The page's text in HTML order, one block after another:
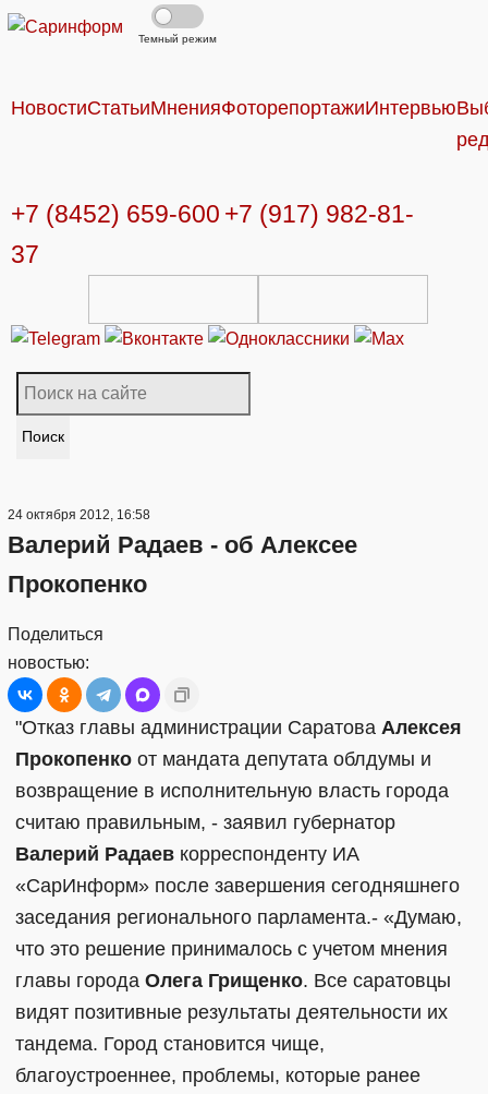
Темный режим
НовостиСтатьиМненияФоторепортажиИнтервью
+7 (8452) 659-600 +7 (917) 982-81-
37
Поиск
24 октября 2012, 16:58
Валерий Радаев - об Алексее
Прокопенко
Поделиться
новостью:
"Отказ главы администрации Саратова Алексея
Прокопенко от мандата депутата облдумы и
возвращение в исполнительную власть города
считаю правильным, - заявил губернатор
Валерий Радаев корреспонденту ИА
«СарИнформ» после завершения сегодняшнего
заседания регионального парламента.- «Думаю,
что это решение принималось с учетом мнения
главы города Олега Грищенко. Все саратовцы
видят позитивные результаты деятельности их
тандема. Город становится чище,
благоустроеннее, проблемы, которые ранее